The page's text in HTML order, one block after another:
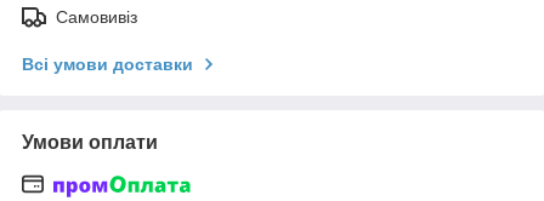
Самовивіз
Всі умови доставки
Умови оплати